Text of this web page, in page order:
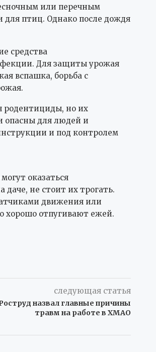
или перечным
птиц. Однако после дождя
средства
Для защиты урожая
вспашка, борьба с
родентициды, но их
опасны для людей и
и под контролем
оказаться
даче, не стоит их трогать.
движения или
хорошо отпугивают ежей.
следующая статья
назвал главные причины
травм на работе в ХМАО